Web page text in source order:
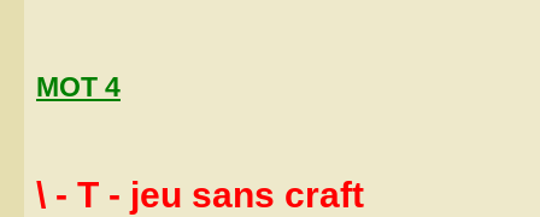
MOT 4
\ - T - jeu sans craft